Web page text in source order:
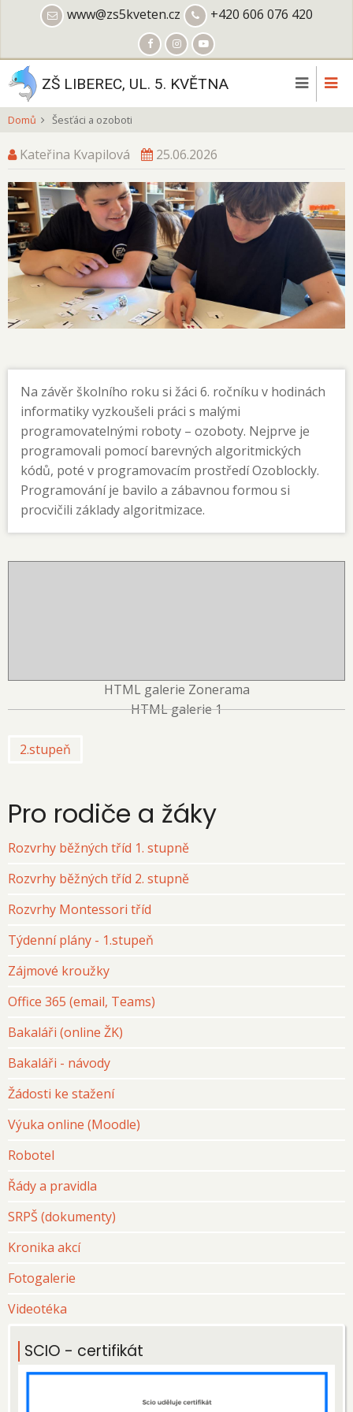
obsahu
www@zs5kveten.cz +420 606 076 420
ZŠ LIBEREC, UL. 5. KVĚTNA
Domů Šesťáci a ozoboti
Kateřina Kvapilová 25.06.2026
Na závěr školního roku si žáci 6. ročníku v hodinách
informatiky vyzkoušeli práci s malými
programovatelnými roboty – ozoboty. Nejprve je
programovali pomocí barevných algoritmických
kódů, poté v programovacím prostředí Ozoblockly.
Programování je bavilo a zábavnou formou si
procvičili základy algoritmizace.
HTML galerie Zonerama
HTML galerie 1
2.stupeň
Pro rodiče a žáky
Rozvrhy běžných tříd 1. stupně
Rozvrhy běžných tříd 2. stupně
Rozvrhy Montessori tříd
Týdenní plány - 1.stupeň
Zájmové kroužky
Office 365 (email, Teams)
Bakaláři (online ŽK)
Bakaláři - návody
Žádosti ke stažení
Výuka online (Moodle)
Robotel
Řády a pravidla
SRPŠ (dokumenty)
Kronika akcí
Fotogalerie
Videotéka
SCIO - certifikát